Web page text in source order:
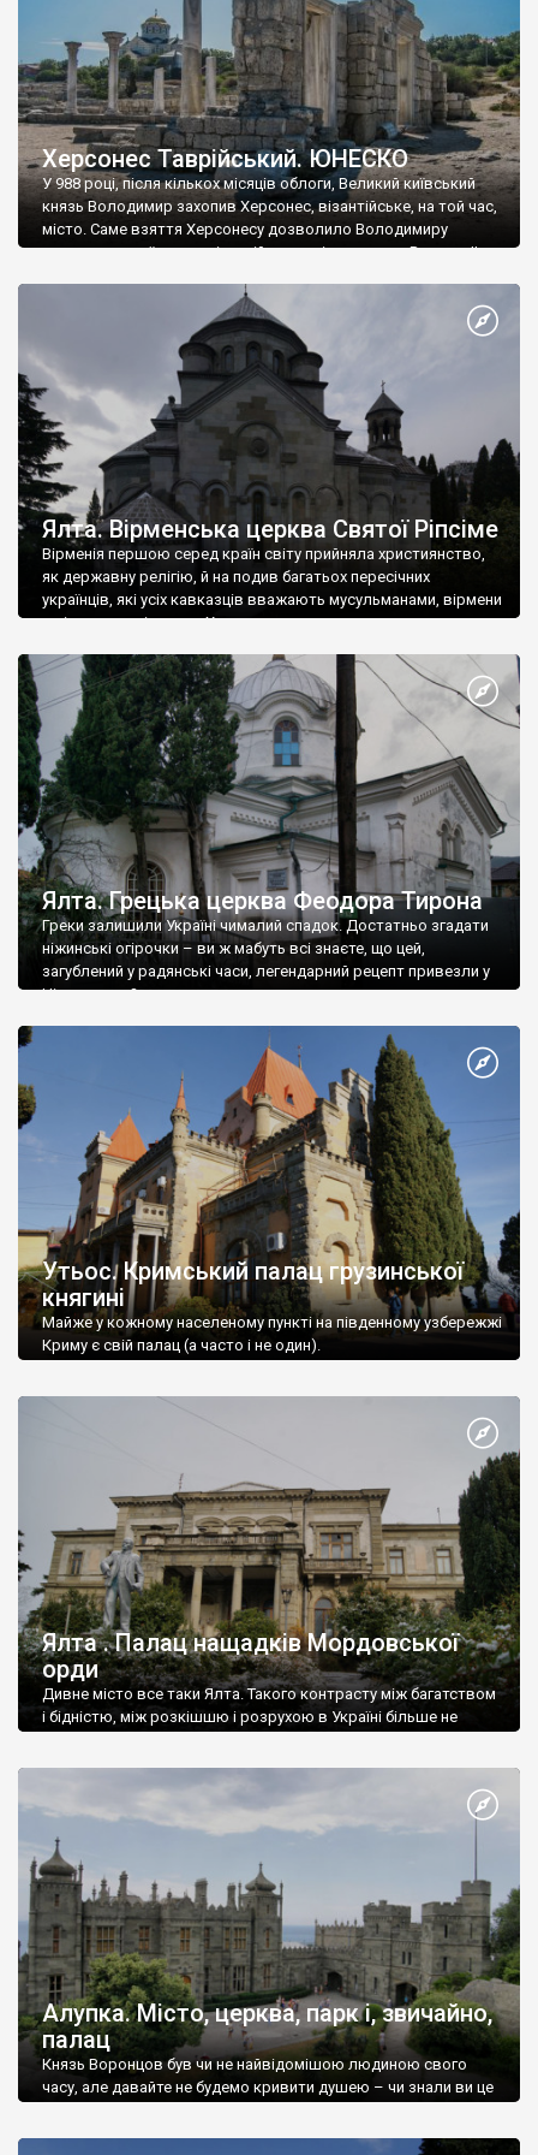
Херсонес Таврійський. ЮНЕСКО
У 988 році, після кількох місяців облоги, Великий київський
князь Володимир захопив Херсонес, візантійське, на той час,
місто. Саме взяття Херсонесу дозволило Володимиру
диктувати свої умови візантійському імператору Василю ІІ, та
Херсонесі Володимир-язичник, став Василем-християнином.
А потім було Хрещення Русі. На честь Херсонесу Таврійського
Ялта. Вірменська церква Святої Ріпсіме
Вірменія першою серед країн світу прийняла християнство,
як державну релігію, й на подив багатьох пересічних
українців, які усіх кавказців вважають мусульманами, вірмени
є відданими вірянами Христа
Ялта. Грецька церква Феодора Тирона
Греки залишили Україні чималий спадок. Достатньо згадати
ніжинські огірочки – ви ж мабуть всі знаєте, що цей,
загублений у радянські часи, легендарний рецепт привезли у
Ніжин греки?
Утьос. Кримський палац грузинської
княгині
Майже у кожному населеному пункті на південному узбережжі
Криму є свій палац (а часто і не один).
Ялта . Палац нащадків Мордовської
орди
Дивне місто все таки Ялта. Такого контрасту між багатством
і бідністю, між розкішшю і розрухою в Україні більше не
Алупка. Місто, церква, парк і, звичайно,
палац
Князь Воронцов був чи не найвідомішою людиною свого
часу, але давайте не будемо кривити душею – чи знали ви це